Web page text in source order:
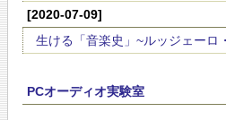
[2020-07-09]
生ける「音楽史」~ルッジェーロ
PCオーディオ実験室